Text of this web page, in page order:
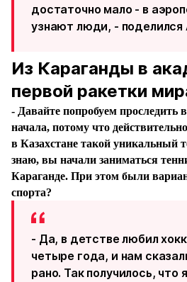
достаточно мало - в
узнают люди, -
Из Караганды в
первой ракетки
- Давайте попробуем проследить
начала, потому что
в Казахстане такой уникальный
знаю, вы начали заниматься
Караганде. При этом были
спорта?
- Да, в детстве любил
четыре года, и нам
рано. Так получилось, что